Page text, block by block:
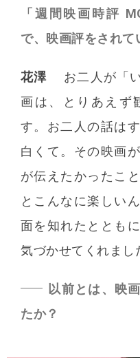
「週間映画時評
で、映画評をされて
花澤
お二人が「
画は、とりあえず
す。お二人の話は
白くて。その映画
が伝えたかったこ
とこんなに楽しい
面を知れたととも
気づかせてくれまし
以前とは、映
たか？